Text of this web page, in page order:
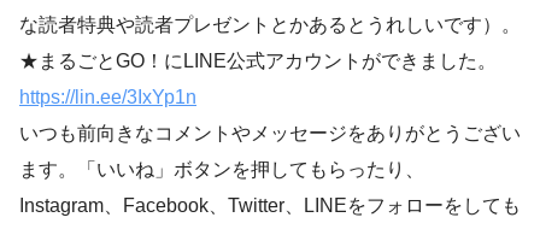
な読者特典や読者プレゼントとかあるとうれしいです）。
★まるごとGO！にLINE公式アカウントができました。
https://lin.ee/3IxYp1n
いつも前向きなコメントやメッセージをありがとうござい
ます。「いいね」ボタンを押してもらったり、
Instagram、Facebook、Twitter、LINEをフォローをしても